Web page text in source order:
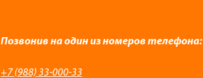
Позвонив на один из номеров телефона:
+7 (988) 33-000-33